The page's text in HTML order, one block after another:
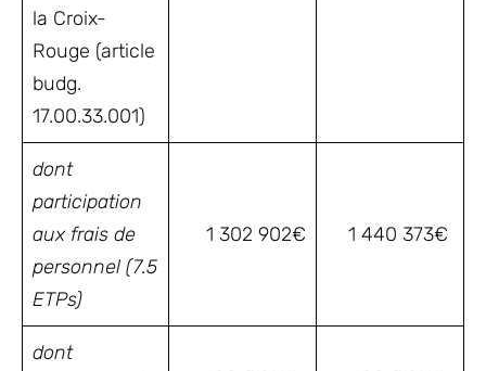
la Croix-
Rouge (article
budg.
17.00.33.001)
dont
participation
aux frais de
personnel (7.5
ETPs)
1 302 902€ 1 440 373€
dont